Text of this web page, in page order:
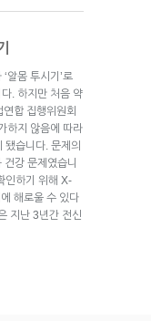
알몸 투시기’로
. 하지만 처음 약
합 집행위원회
하지 않음에 따라
습니다. 문제의
강 문제였습니
인하기 위해 X-
해로울 수 있다
지난 3년간 전신